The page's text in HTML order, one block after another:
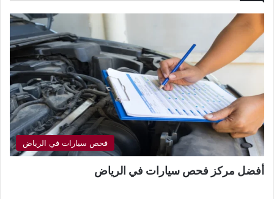
فحص سيارات في الرياض
أفضل مركز فحص سيارات في الرياض